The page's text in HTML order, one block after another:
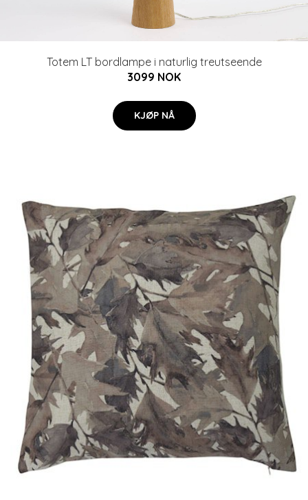
Totem LT bordlampe i naturlig treutseende
3099 NOK
KJØP NÅ